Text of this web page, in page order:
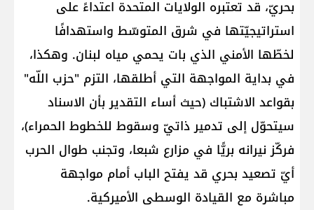
بحريّ، قد تعتبره الولايات المتحدة اعتداءً على
استراتيجيّتها في شرق المتوسّط واستهدافًا
لخطّها الأمني الذي بات يحمي مياه لبنان. وهكذا،
في بداية المواجهة التي أطلقها، التزم "حزب اللّه"
بقواعد الاشتباك (حيث أساء التقدير بأن الاسناد
سيتحوّل إلى تدمير ذاتيّ وسقوط للخطوط الحمراء)،
فركّز نيرانه بريًّا في مزارع شبعا، وتجنب طوال الحرب
أيّ تصعيد بحري قد يفتح الباب أمام مواجهة
مباشرة مع القيادة الوسطى الأميركية.